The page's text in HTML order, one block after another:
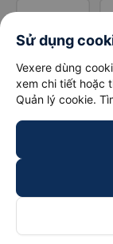
Sử dụng
Vexere dùng
xem chi tiết hoặc
Quản lý cookie.